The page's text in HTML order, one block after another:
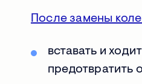
После замены
вставать и
предотвратить